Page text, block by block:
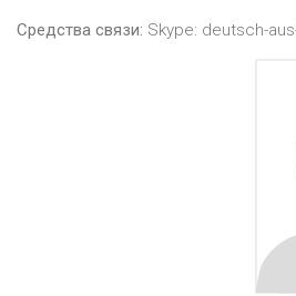
Средства связи: Skype: deutsch-